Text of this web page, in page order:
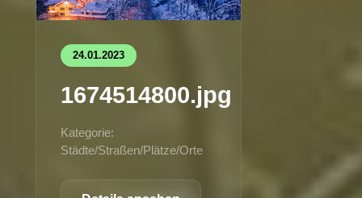
24.01.2023
1674514800.jpg
Kategorie:
Städte/Straßen/Plätze/Orte